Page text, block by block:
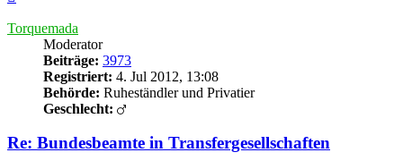
Torquemada
Moderator
Beiträge: 3973
Registriert: 4. Jul 2012, 13:08
Behörde: Ruheständler und Privatier
Geschlecht:
Re: Bundesbeamte in Transfergesellschaften